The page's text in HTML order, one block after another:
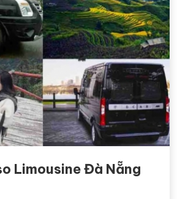
Limousine Đà Nẵng